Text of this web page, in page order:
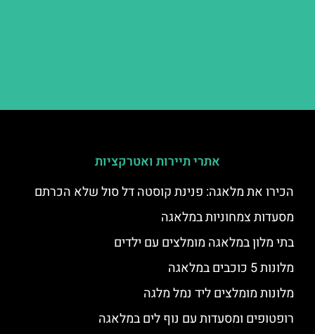
אתרי תיירות ואטרקציות
הכירו את מלאגה: פנינת קוסטה דל סול שלא הכרתם
מסעדות צמחוניות במלאגה
בתי מלון במלאגה מומלצים עם ילדים
מלונות 5 כוכבים במלאגה
מלונות מומלצים ליד נמל מלגה
רופטופים ומסעדות עם נוף לים במלאגה